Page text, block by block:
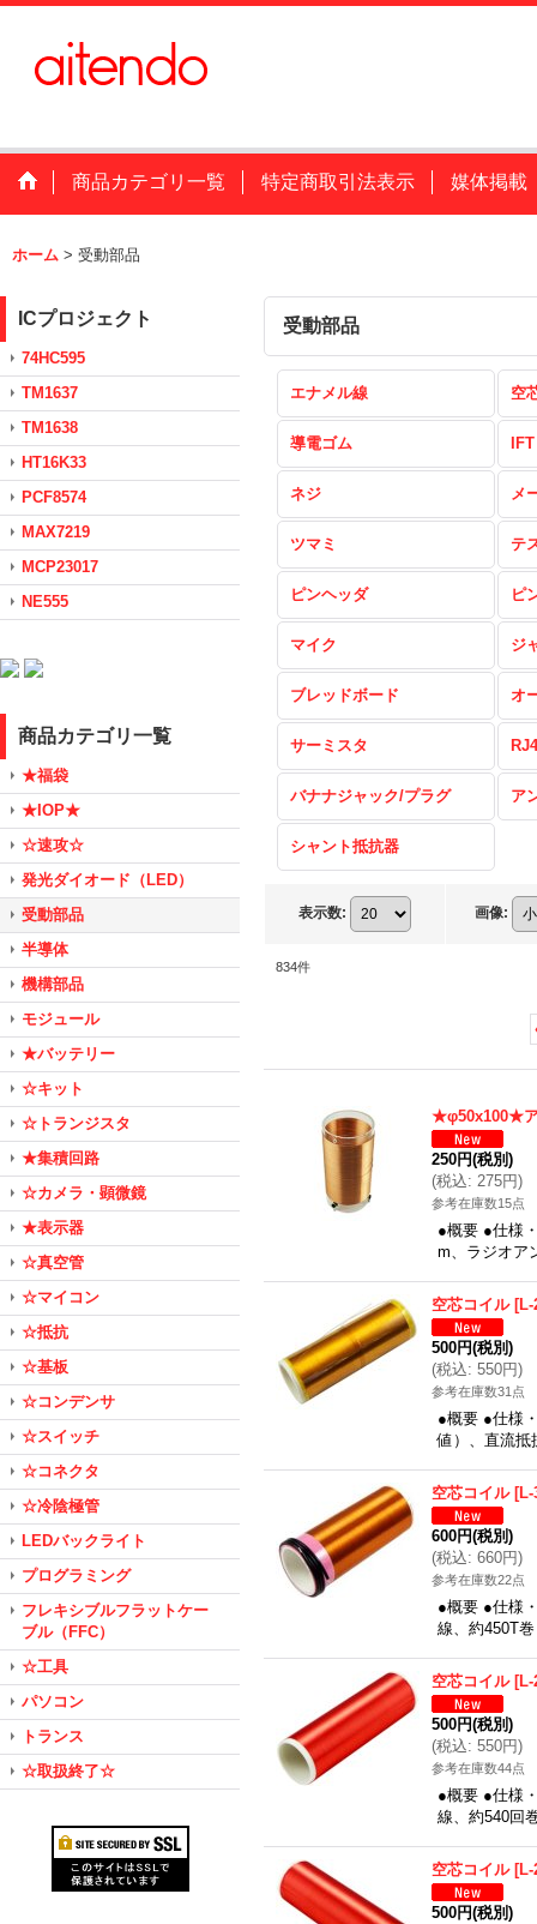
商品カテゴリ一覧 特定商取引法表示 媒体掲載
ホーム > 受動部品
ICプロジェクト
74HC595
TM1637
TM1638
HT16K33
PCF8574
MAX7219
MCP23017
NE555
商品カテゴリ一覧
★福袋
★IOP★
☆速攻☆
発光ダイオード（LED）
受動部品
半導体
機構部品
モジュール
★バッテリー
☆キット
☆トランジスタ
★集積回路
☆カメラ・顕微鏡
★表示器
☆真空管
☆マイコン
☆抵抗
☆基板
☆コンデンサ
☆スイッチ
☆コネクタ
☆冷陰極管
LEDバックライト
プログラミング
フレキシブルフラットケー
ブル（FFC）
☆工具
パソコン
トランス
☆取扱終了☆
受動部品
エナメル線 空
導電ゴム IFT
ネジ メ
ツマミ テ
ピンヘッダ ピ
マイク ジ
ブレッドボード オ
サーミスタ
バナナジャック/プラグ ア
シャント抵抗器
表示数: 画像:
834件
★φ50x100★ア
250円(税別)
(税込: 275円)
参考在庫数15点
●概要 ●仕様
m、ラジオア
空芯コイル [L-
500円(税別)
(税込: 550円)
参考在庫数31点
●概要 ●仕様
値）、直流
空芯コイル [L-
600円(税別)
(税込: 660円)
参考在庫数22点
●概要 ●仕様
線、約450T
空芯コイル [L-
500円(税別)
(税込: 550円)
参考在庫数44点
●概要 ●仕様
線、約540回
空芯コイル [L-
500円(税別)